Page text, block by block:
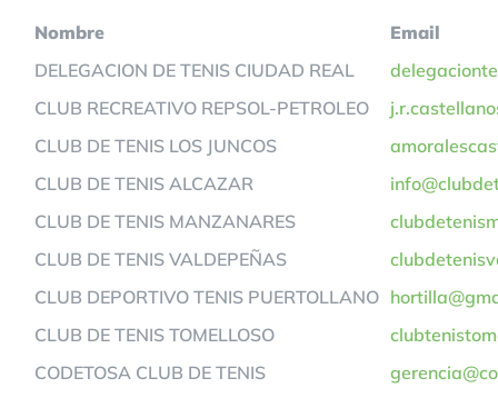
Nombre
Email
DELEGACION DE TENIS CIUDAD REAL
CLUB RECREATIVO REPSOL-PETROLEO
CLUB DE TENIS LOS JUNCOS
CLUB DE TENIS ALCAZAR
CLUB DE TENIS MANZANARES
CLUB DE TENIS VALDEPEÑAS
CLUB DEPORTIVO TENIS PUERTOLLANO
CLUB DE TENIS TOMELLOSO
CODETOSA CLUB DE TENIS